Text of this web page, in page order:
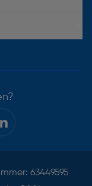
63449595